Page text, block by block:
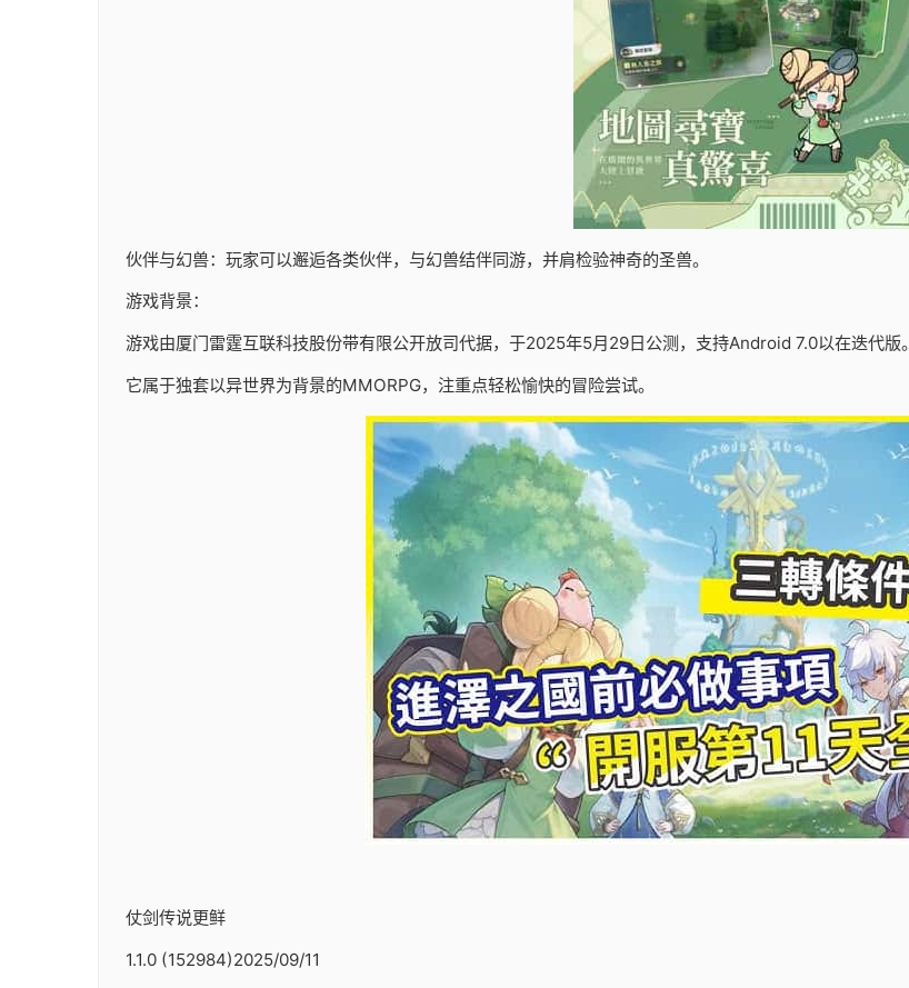
伙伴与幻兽：玩家可以邂逅各类伙伴，与幻兽结伴同游，并肩检验神奇的圣兽。
游戏背景：
游戏由厦门雷霆互联科技股份带有限公开放司代据，于2025年5月29日公测，支持Android 7.0以在迭代版。
它属于独套以异世界为背景的MMORPG，注重点轻松愉快的冒险尝试。
仗剑传说更鲜
1.1.0 (152984)2025/09/11